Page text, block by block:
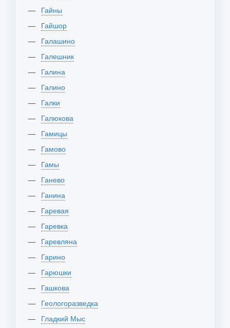
Гайны
Гайшор
Галашино
Галешник
Галина
Галино
Галки
Галюкова
Гамицы
Гамово
Гамы
Ганево
Ганина
Гаревая
Гаревка
Гаревляна
Гарино
Гарюшки
Гашкова
Геологоразведка
Гладкий Мыс